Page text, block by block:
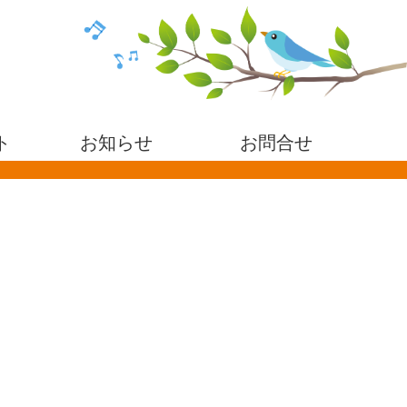
お知らせ お問合せ